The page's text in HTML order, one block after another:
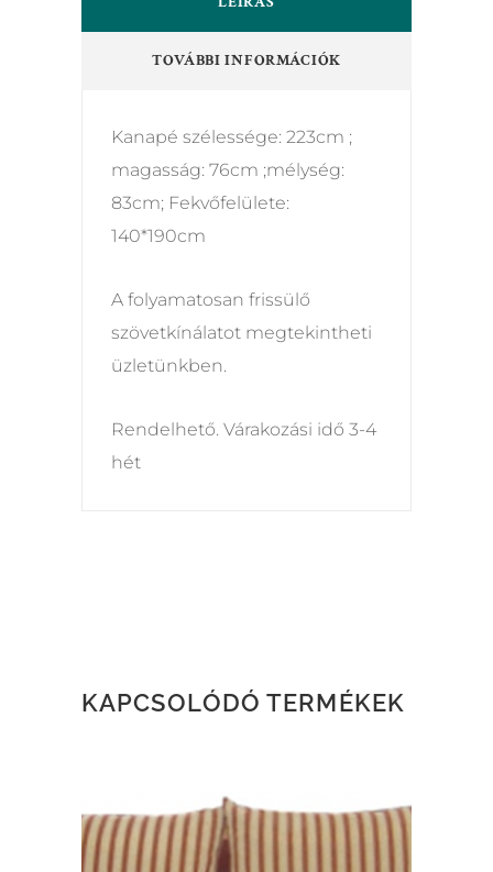
TOVÁBBI INFORMÁCIÓK
Kanapé szélessége: 223cm ;
magasság: 76cm ;mélység:
83cm; Fekvőfelülete:
140*190cm
A folyamatosan frissülő
szövetkínálatot megtekintheti
üzletünkben.
Rendelhető. Várakozási idő 3-4
hét
KAPCSOLÓDÓ TERMÉKEK